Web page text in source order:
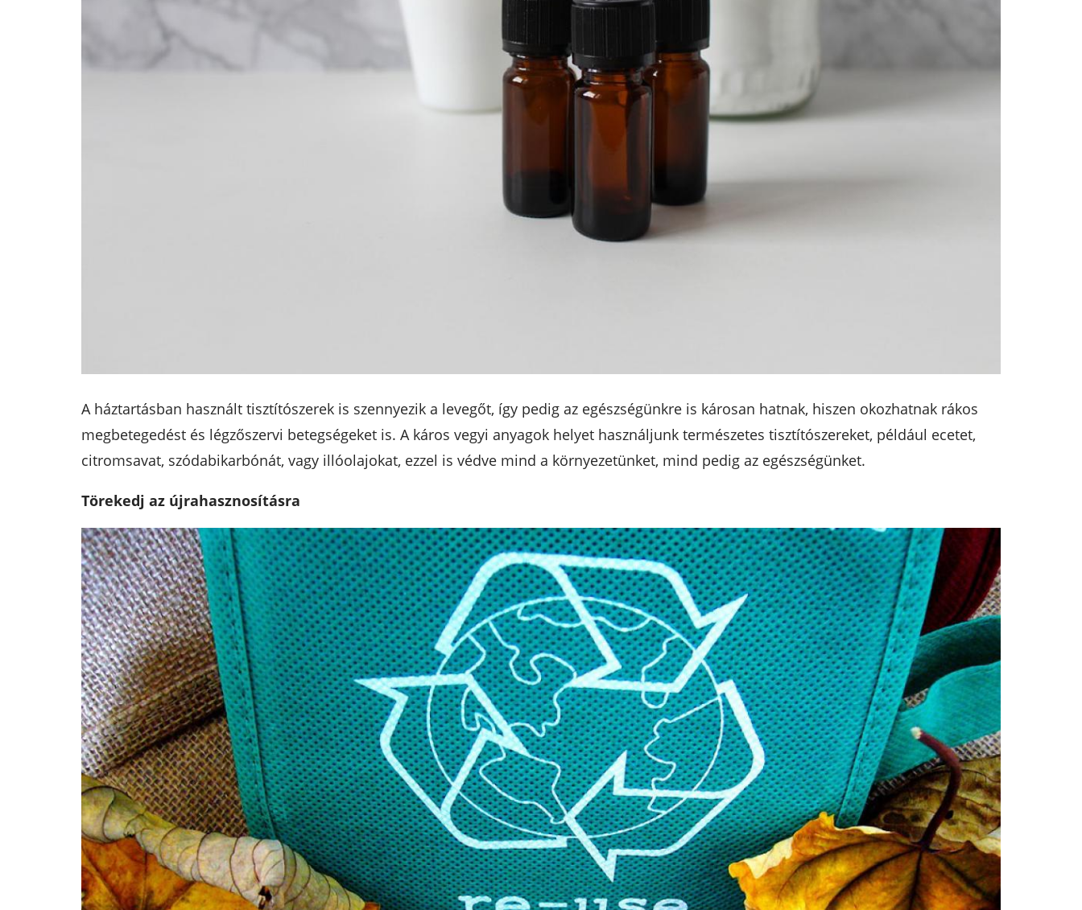
A háztartásban használt tisztítószerek is szennyezik a levegőt, így pedig az egészségünkre is károsan hatnak, hiszen okozhatnak rákos
megbetegedést és légzőszervi betegségeket is. A káros vegyi anyagok helyet használjunk természetes tisztítószereket, például ecetet,
citromsavat, szódabikarbónát, vagy illóolajokat, ezzel is védve mind a környezetünket, mind pedig az egészségünket.
Törekedj az újrahasznosításra